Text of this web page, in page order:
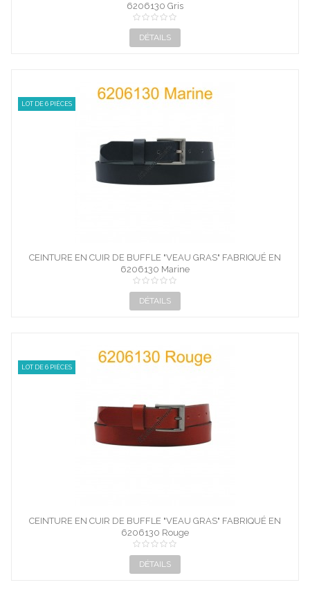
FRANCE...
6206130 Gris
DÉTAILS
LOT DE 6 PIÈCES
CEINTURE EN CUIR DE BUFFLE "VEAU GRAS" FABRIQUÉ EN
FRANCE...
6206130 Marine
DÉTAILS
LOT DE 6 PIÈCES
CEINTURE EN CUIR DE BUFFLE "VEAU GRAS" FABRIQUÉ EN
FRANCE...
6206130 Rouge
DÉTAILS